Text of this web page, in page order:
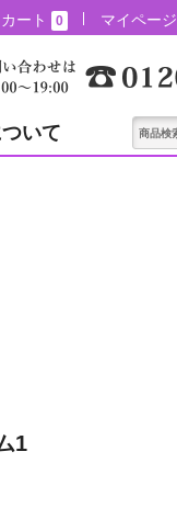
カート 0 マイページ
いて
1